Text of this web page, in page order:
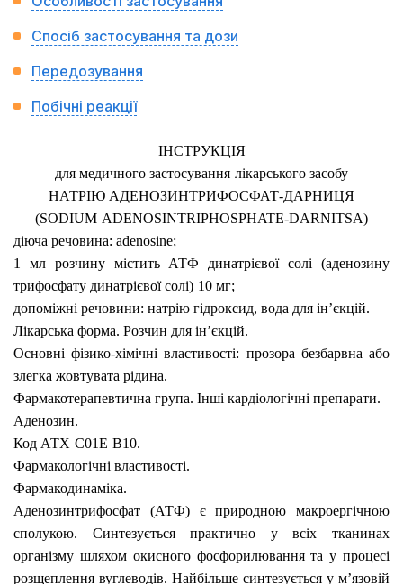
Спосіб застосування та дози
Передозування
Побічні реакції
ІНСТРУКЦІЯ
для медичного застосування лікарського засобу
НАТРІЮ АДЕНОЗИНТРИФОСФАТ-ДАРНИЦЯ
(SODIUM ADENOSINTRIPHOSPHATE-DARNITSA)
діюча речовина: adenosine;
1 мл розчину містить АТФ динатрієвої солі (аденозину
трифосфату динатрієвої солі) 10 мг;
допоміжні речовини: натрію гідроксид, вода для ін’єкцій.
Лікарська форма. Розчин для ін’єкцій.
Основні фізико-хімічні властивості: прозора безбарвна або
злегка жовтувата рідина.
Фармакотерапевтична група. Інші кардіологічні препарати.
Аденозин.
Код АТХ C01E B10.
Фармакологічні властивості.
Фармакодинаміка.
Аденозинтрифосфат (АТФ) є природною макроергічною
сполукою. Синтезується практично у всіх тканинах
організму шляхом окисного фосфорилювання та у процесі
розщеплення вуглеводів. Найбільше синтезується у м’язовій